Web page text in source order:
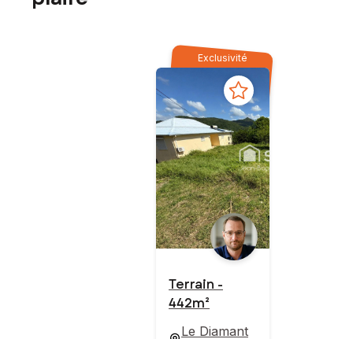
Exclusivité
Terrain -
442m²
Le Diamant